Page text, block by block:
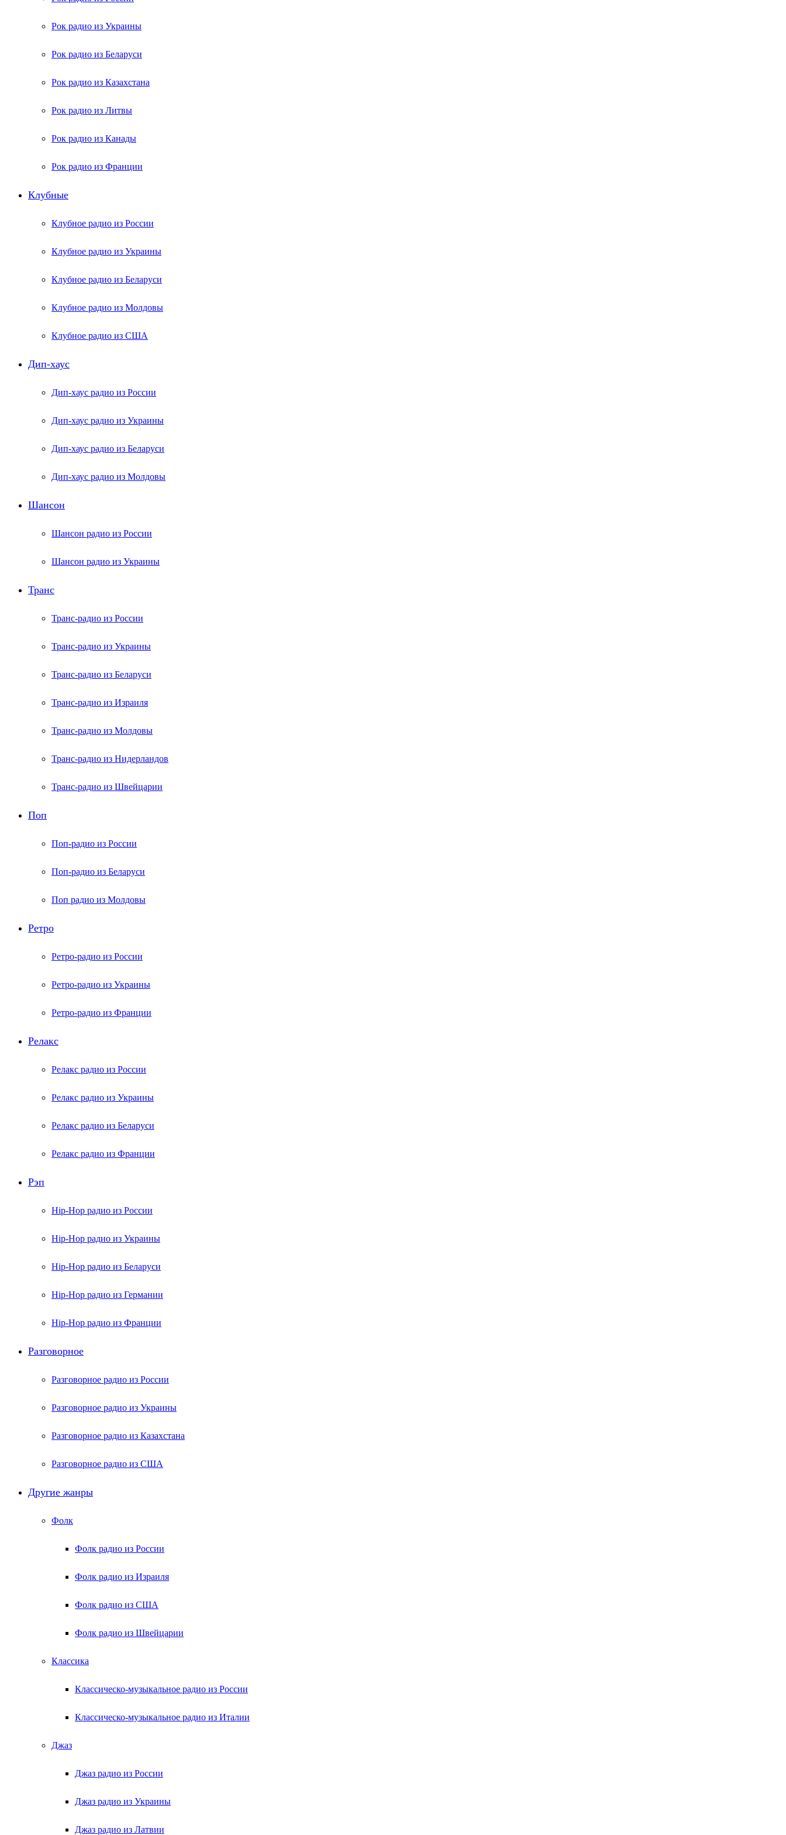
Рок радио из Украины
Рок радио из Беларуси
Рок радио из Казахстана
Рок радио из Литвы
Рок радио из Канады
Рок радио из Франции
Клубные
Клубное радио из России
Клубное радио из Украины
Клубное радио из Беларуси
Клубное радио из Молдовы
Клубное радио из США
Дип-хаус
Дип-хаус радио из России
Дип-хаус радио из Украины
Дип-хаус радио из Беларуси
Дип-хаус радио из Молдовы
Шансон
Шансон радио из России
Шансон радио из Украины
Транс
Транс-радио из России
Транс-радио из Украины
Транс-радио из Беларуси
Транс-радио из Израиля
Транс-радио из Молдовы
Транс-радио из Нидерландов
Транс-радио из Швейцарии
Поп
Поп-радио из России
Поп-радио из Беларуси
Поп радио из Молдовы
Ретро
Ретро-радио из России
Ретро-радио из Украины
Ретро-радио из Франции
Релакс
Релакс радио из России
Релакс радио из Украины
Релакс радио из Беларуси
Релакс радио из Франции
Рэп
Hip-Hop радио из России
Hip-Hop радио из Украины
Hip-Hop радио из Беларуси
Hip-Hop радио из Германии
Hip-Hop радио из Франции
Разговорное
Разговорное радио из России
Разговорное радио из Украины
Разговорное радио из Казахстана
Разговорное радио из США
Другие жанры
Фолк
Фолк радио из России
Фолк радио из Израиля
Фолк радио из США
Фолк радио из Швейцарии
Классика
Классическо-музыкальное радио из России
Классическо-музыкальное радио из Италии
Джаз
Джаз радио из России
Джаз радио из Украины
Джаз радио из Латвии